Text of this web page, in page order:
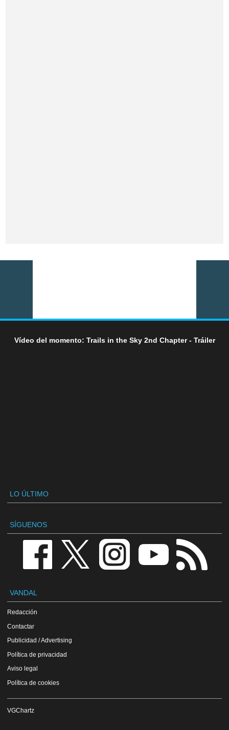
Vídeo del momento: Trails in the Sky 2nd Chapter - Tráiler
LO ÚLTIMO
SÍGUENOS
VANDAL
Redacción
Contactar
Publicidad / Advertising
Política de privacidad
Aviso legal
Política de cookies
VGChartz